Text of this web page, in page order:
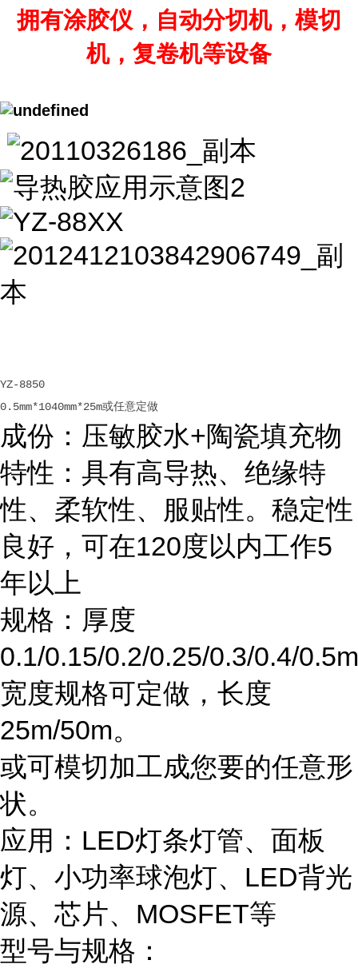
拥有涂胶仪，自动分切机，模切
机，复卷机等设备
YZ-8850
0.5mm*1040mm*25m或任意定做
成份：压敏胶水+陶瓷填充物
特性：具有高导热、绝缘特
性、柔软性、服贴性。稳定性
良好，可在120度以内工作5
年以上
规格：厚度
0.1/0.15/0.2/0.25/0.3/0.4/
宽度规格可定做，长度
25m/50m。
或可模切加工成您要的任意形
状。
应用：LED灯条灯管、面板
灯、小功率球泡灯、LED背光
源、芯片、MOSFET等
型号与规格：